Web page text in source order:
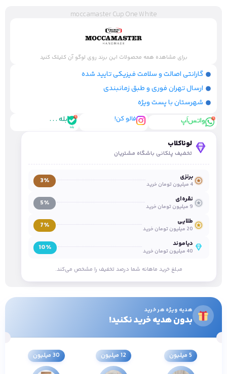
moccamaster Cup One White
برای مشاهده همه محصولات این برند روی لوگو آن کلیلک کنید
گارانتی اصالت و سلامت فیزیکی تایید شده
ارسال تهران فوری و طبق زمانبندی
شهرستان با پست ویژه
واتس‌اَپ
فالو کن! بله . . .
لوناکلاب
تخفیف پلکانی باشگاه مشتریان
برنزی
4 میلیون تومان خرید 3٪
نقره‌ای
9 میلیون تومان خرید 5٪
طلایی
20 میلیون تومان خرید 7٪
دیاموند
40 میلیون تومان خرید 10٪
مبلغ خرید ماهانه شما درصد تخفیف را مشخص می‌کند.
هدیه ویژه هر خرید
بدون هدیه خرید نکنید!
5 میلیون 12 میلیون 30 میلیون